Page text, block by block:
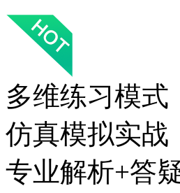
多维练习模式
仿真模拟实战
专业解析+答